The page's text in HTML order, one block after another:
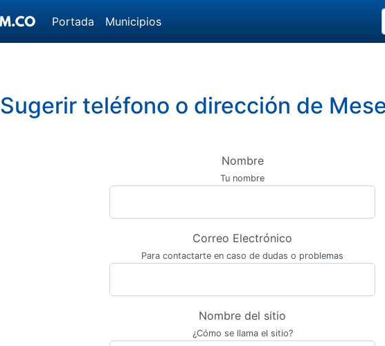
Portada Municipios
Sugerir teléfono o dirección de
Nombre
Tu nombre
Correo Electrónico
Para contactarte en caso de dudas o problemas
Nombre del sitio
¿Cómo se llama el sitio?